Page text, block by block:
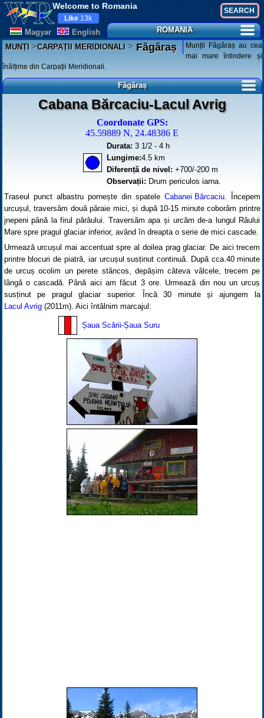
Welcome to Romania
Magyar English
Like 13k
ROMANIA
MUNȚI>CARPAȚII MERIDIONALI>Făgăraș
Munții Făgăraș au cea
mai mare întindere și
înălțime din Carpații Meridionali.
Făgăraș
Cabana Bărcaciu-Lacul Avrig
Coordonate GPS:
45.59889 N, 24.48386 E
Durata: 3 1/2 - 4 h
Lungime:4.5 km
Diferență de nivel: +700/-200 m
Observații: Drum periculos iarna.
Traseul punct albastru pornește din spatele Cabanei Bărcaciu. Începem
urcușul, traversăm două pâraie mici, și după 10-15 minute coborâm printre
jnepeni până la firul pârâului. Traversăm apa și urcăm de-a lungul Râului
Mare spre pragul glaciar inferior, având în dreapta o serie de mici cascade.
Urmează urcușul mai accentuat spre al doilea prag glaciar. De aici trecem
printre blocuri de piatră, iar urcușul susținut continuă. După cca.40 minute
de urcuș ocolim un perete stâncos, depășim câteva vâlcele, trecem pe
lângă o cascadă. Până aici am făcut 3 ore. Urmează din nou un urcuș
susținut pe pragul glaciar superior. Încă 30 minute și ajungem la
Lacul Avrig(2011m). Aici întâlnim marcajul:
Șaua Scării-Șaua Suru